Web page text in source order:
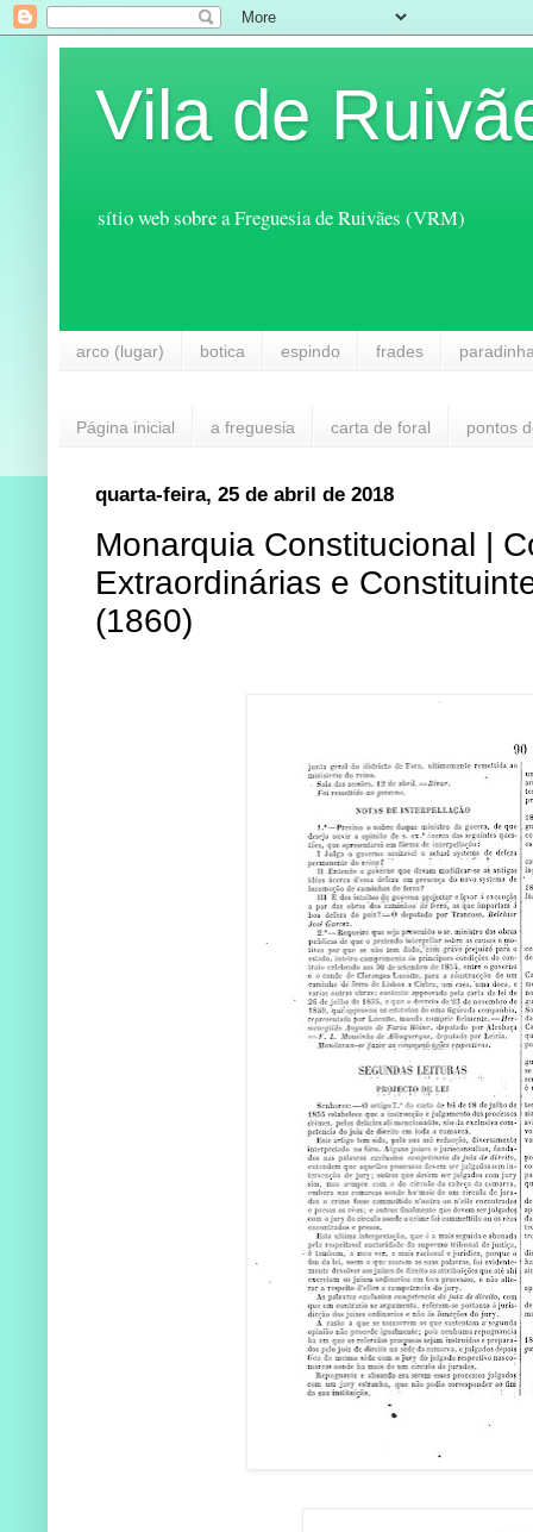
Vila de
sítio web sobre a Freguesia de Ruivães (VRM)
arco (lugar) botica espindo frades
Página inicial a freguesia carta de foral pontos
quarta-feira, 25 de abril de 2018
Monarquia Constitucional |
Extraordinárias e
(1860)